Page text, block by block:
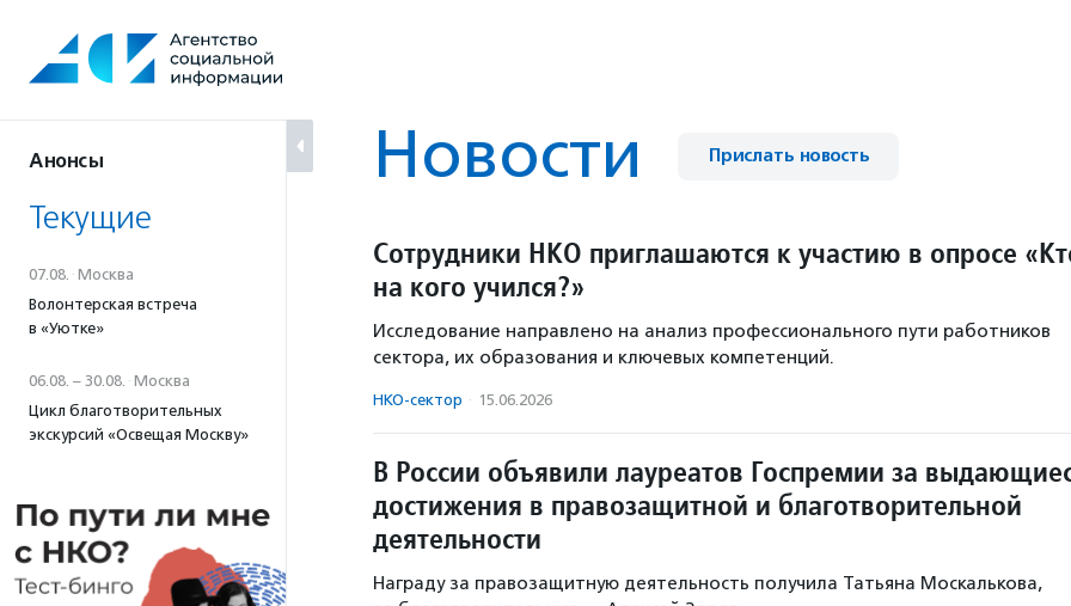
содержанию
Анонсы
Текущие
07.08. · Москва
Волонтерская встреча
в «Уютке»
06.08. – 30.08. · Москва
Цикл благотворительных
экскурсий «Освещая Москву»
Новости Прислать новость
Сотрудники НКО приглашаются к участию в опросе
на кого учился?»
Исследование направлено на анализ профессионального пути работников
сектора, их образования и ключевых компетенций.
НКО-сектор · 15.06.2026
В России объявили лауреатов Госпремии за
достижения в правозащитной и благотворительной
деятельности
Награду за правозащитную деятельность получила Татьяна Москалькова,